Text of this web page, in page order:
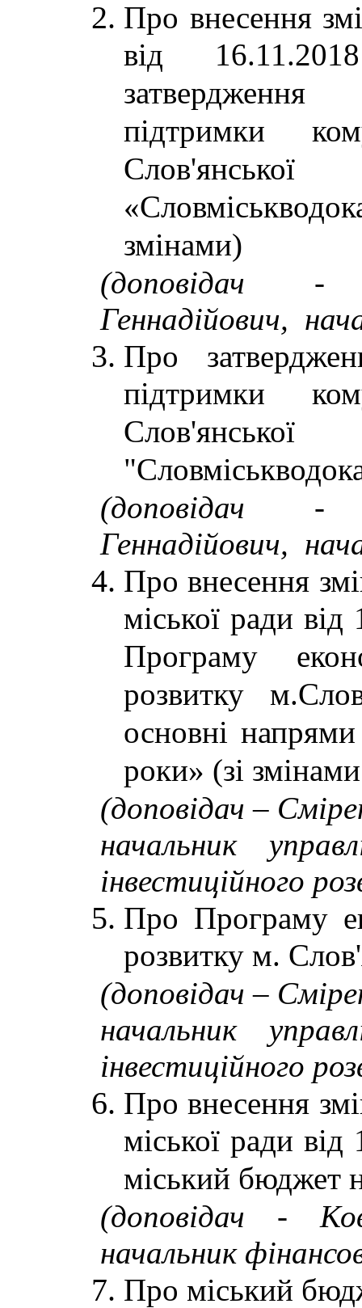
Про внесення
від
підтримки
змінами)
(доповідач -
Геннадійович,
Про
підтримки
(доповідач -
Геннадійович,
Про внесення
міської ради
Програму
розвитку
основні
роки» (зі
(доповідач –
начальник
інвестиційного
Про Програму
розвитку м.
(доповідач –
начальник
інвестиційного
Про внесення
міської ради
міський бюджет
(доповідач -
начальник
Про міський